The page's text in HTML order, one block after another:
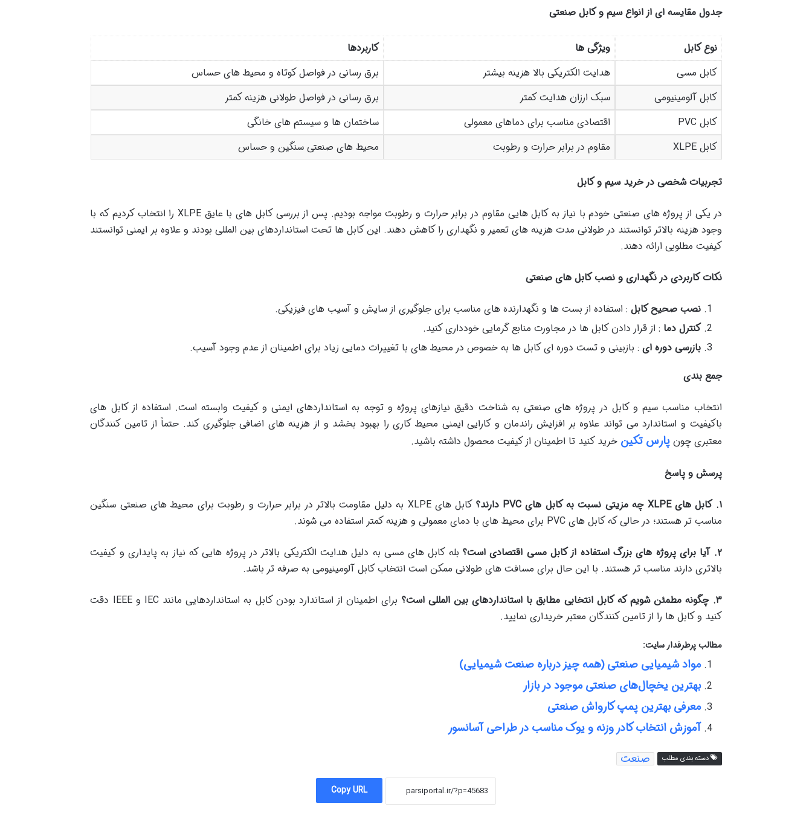
جدول مقایسه ای از انواع سیم و کابل صنعتی
نوع کابل ویژگی ها
کاربردها
کابل مسی
هدایت الکتریکی بالا هزینه بیشتر
برق رسانی در فواصل کوتاه و محیط های حساس
کابل آلومینیومی
سبک ارزان هدایت کمتر
برق رسانی در فواصل طولانی هزینه کمتر
کابل PVC
اقتصادی مناسب برای دماهای معمولی
ساختمان ها و سیستم های خانگی
کابل XLPE
مقاوم در برابر حرارت و رطوبت محیط های صنعتی سنگین و حساس
تجربیات شخصی در خرید سیم و کابل
در یکی از پروژه های صنعتی خودم با نیاز به کابل هایی مقاوم در برابر حرارت و رطوبت مواجه بودیم. پس از بررسی کابل های با عایق XLPE را انتخاب کردیم که با
وجود هزینه بالاتر توانستند در طولانی مدت هزینه های تعمیر و نگهداری را کاهش دهند. این کابل ها تحت استانداردهای بین المللی بودند و علاوه بر ایمنی توانستند
کیفیت مطلوبی ارائه دهند.
نکات کاربردی در نگهداری و نصب کابل های صنعتی
نصب صحیح کابل : استفاده از بست ها و نگهدارنده های مناسب برای جلوگیری از سایش و آسیب های فیزیکی.
کنترل دما : از قرار دادن کابل ها در مجاورت منابع گرمایی خودداری کنید.
بازرسی دوره ای : بازبینی و تست دوره ای کابل ها به خصوص در محیط های با تغییرات دمایی زیاد برای اطمینان از عدم وجود آسیب.
جمع بندی
انتخاب مناسب سیم و کابل در پروژه های صنعتی به شناخت دقیق نیازهای پروژه و توجه به استانداردهای ایمنی و کیفیت وابسته است. استفاده از کابل های
باکیفیت و استاندارد می تواند علاوه بر افزایش راندمان و کارایی ایمنی محیط کاری را بهبود بخشد و از هزینه های اضافی جلوگیری کند. حتماً از تامین کنندگان
معتبری چون پارس تکین خرید کنید تا اطمینان از کیفیت محصول داشته باشید.
پرسش و پاسخ
۱.کابل های XLPE چه مزیتی نسبت به کابل هایPVC دارند؟
کابل های XLPE به دلیل مقاومت بالاتر در برابر حرارت و رطوبت برای محیط های صنعتی سنگین
مناسب تر هستند؛ در حالی که کابل های PVC برای محیط های با دمای معمولی و هزینه کمتر استفاده می شوند.
۲.آیا برای پروژه های بزرگ استفاده از کابل مسی اقتصادی است؟بله کابل های مسی به دلیل هدایت الکتریکی بالاتر در پروژه هایی که نیاز به پایداری و کیفیت
بالاتری دارند مناسب تر هستند. با این حال برای مسافت های طولانی ممکن است انتخاب کابل آلومینیومی به صرفه تر باشد.
۳.چگونه مطمئن شویم که کابل انتخابی مطابق با استانداردهای بین المللی است؟
برای اطمینان از استاندارد بودن کابل به استانداردهایی مانند IEC و IEEE دقت
کنید و کابل ها را از تامین کنندگان معتبر خریداری نمایید.
مطالب پرطرفدار سایت:
مواد شیمیایی صنعتی (همه چیز درباره صنعت شیمیایی)
بهترین یخچال‌های صنعتی موجود در بازار
معرفی بهترین پمپ کارواش صنعتی
آموزش انتخاب کادر وزنه و یوک مناسب در طراحی آسانسور
دسته بندی مطلب صنعت
Copy URL